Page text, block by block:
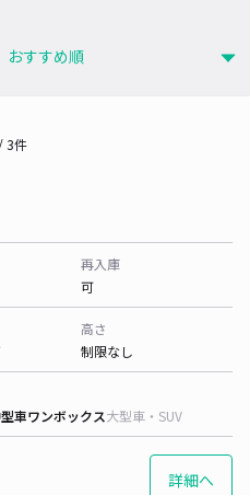
/ 3件
再入庫
可
高さ
制限なし
車ワンボックス大型車・SUV
詳細へ